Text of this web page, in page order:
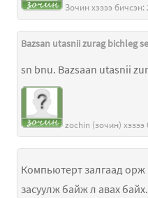
Bazsan utasnii zurag bichleg
sn bnu. Bazsaan utasnii
Компьютерт залгаад орж
засуулж байж л авах байх.